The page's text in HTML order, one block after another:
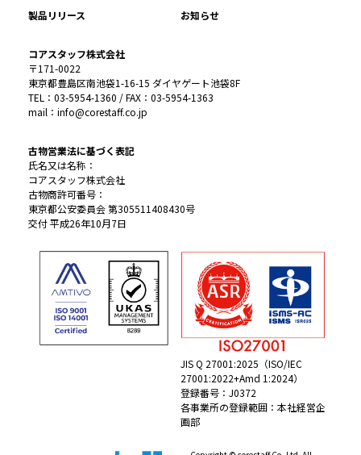
製品リリース
お知らせ
コアスタッフ株式会社
〒171-0022
東京都豊島区南池袋1-16-15 ダイヤゲート池袋8F
TEL：03-5954-1360 / FAX：03-5954-1363
mail：info@corestaff.co.jp
古物営業法に基づく表記
氏名又は名称：
コアスタッフ株式会社
古物商許可番号：
東京都公安委員会 第305511408430号
交付 平成26年10月7日
JIS Q 27001:2025（ISO/IEC
27001:2022+Amd 1:2024）
登録番号：J0372
各事業所の登録範囲：本社経営企
画部